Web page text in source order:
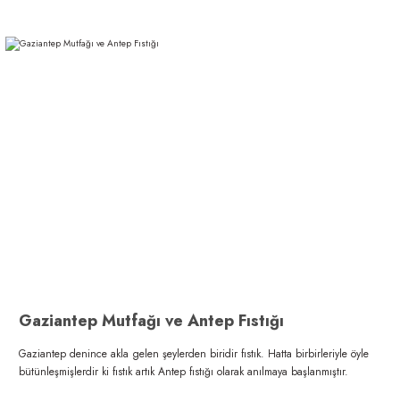
Gaziantep Mutfağı ve Antep Fıstığı
Gaziantep denince akla gelen şeylerden biridir fıstık. Hatta birbirleriyle öyle
bütünleşmişlerdir ki fıstık artık Antep fıstığı olarak anılmaya başlanmıştır.